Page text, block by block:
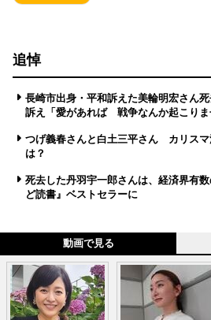
追悼
長崎市出身・平和訴えた美輪明宏さん
訴え「愛があれば 戦争なんか起こりま
つげ義春さんと白土三平さん カリスマ
は？
死去した丹羽宇一郎さんは、経済界有
ど読書』ベストセラーに
動画で見る